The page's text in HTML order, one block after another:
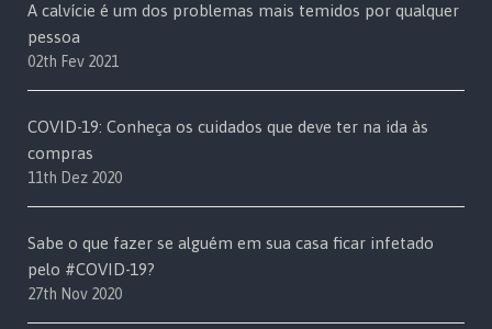
A calvície é um dos problemas mais temidos por qualquer
pessoa
02th Fev 2021
COVID-19: Conheça os cuidados que deve ter na ida às
compras
11th Dez 2020
Sabe o que fazer se alguém em sua casa ficar infetado
pelo #COVID-19?
27th Nov 2020